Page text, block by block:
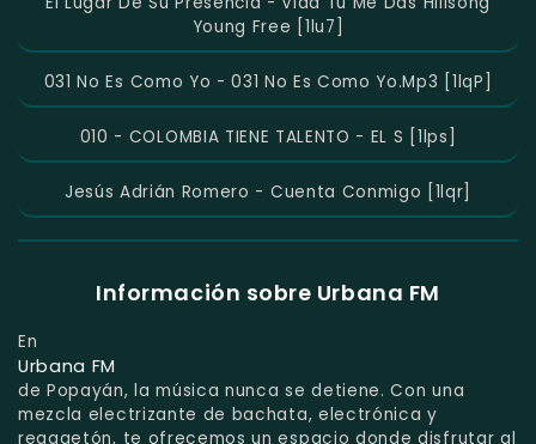
Young Free [1lu7]
031 No Es Como Yo - 031 No Es Como Yo.mp3 [1lqP]
010 - COLOMBIA TIENE TALENTO - EL S [1lps]
Jesús Adrián Romero - Cuenta Conmigo [1lqr]
Información sobre Urbana FM
En
Urbana FM
de Popayán, la música nunca se detiene. Con una
mezcla electrizante de bachata, electrónica y
reggaetón, te ofrecemos un espacio donde disfrutar al